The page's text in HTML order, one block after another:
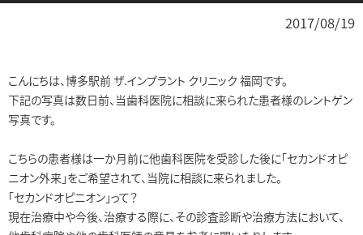
2017/08/19
こんにちは、博多駅前 ザ.インプラント クリニック 福岡です。
下記の写真は数日前、当歯科医院に相談に来られた患者様のレントゲン
写真です。
こちらの患者様は一か月前に他歯科医院を受診した後に「セカンドオピ
ニオン外来」をご希望されて、当院に相談に来られました。
「セカンドオピニオン」って？
現在治療中や今後、治療する際に、その診査診断や治療方法において、